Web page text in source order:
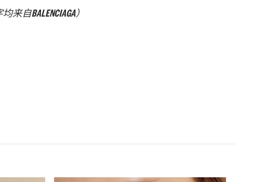
均来自BALENCIAGA）